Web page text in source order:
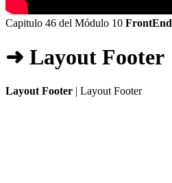
Capitulo 46 del Módulo 10 FrontEnd
➜ Layout Footer
Layout Footer | Layout Footer